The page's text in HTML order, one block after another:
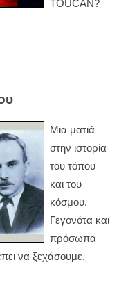
TOUCAN?
Μια ματιά
στην ιστορία
του τόπου
και του
κόσμου.
Γεγονότα και
πρόσωπα
να ξεχάσουμε.